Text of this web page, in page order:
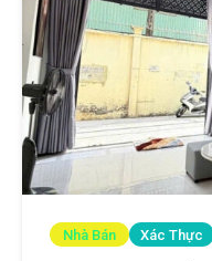
Nhà Bán Xác Thực